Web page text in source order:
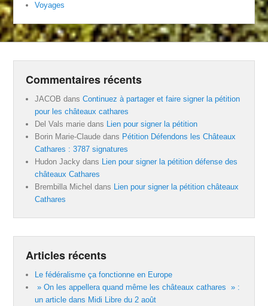
Voyages
Commentaires récents
JACOB dansContinuez à partager et faire signer la pétition
pour les châteaux cathares
Del Vals marie dans Lien pour signer la pétition
Borin Marie-Claude dans Pétition Défendons les Châteaux
Cathares : 3787 signatures
Hudon Jacky dans Lien pour signer la pétition défense des
châteaux Cathares
Brembilla Michel dans Lien pour signer la pétition châteaux
Cathares
Articles récents
Le fédéralisme ça fonctionne en Europe
» On les appellera quand même les châteaux cathares » :
un article dans Midi Libre du 2 août